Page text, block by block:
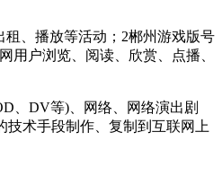
、播放等活动；2郴州游戏版号
户浏览、阅读、欣赏、点播、
、DV等)、网络、网络演出剧
术手段制作、复制到互联网上